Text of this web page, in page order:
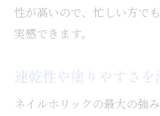
性が高いので、忙しい方で
実感できます。
速乾性や塗りやすさ
ネイルホリックの最大の強